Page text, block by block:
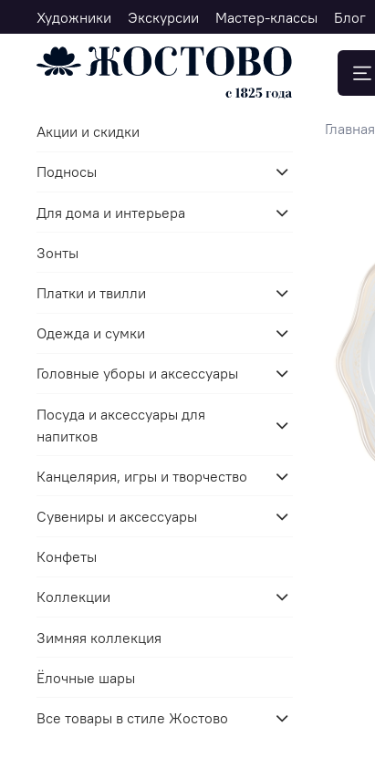
Художники Экскурсии Мастер-классы Блог
Главная
Акции и скидки
Подносы
Для дома и интерьера
Зонты
Платки и твилли
Одежда и сумки
Головные уборы и аксессуары
Посуда и аксессуары для
напитков
Канцелярия, игры и творчество
Сувениры и аксессуары
Конфеты
Коллекции
Зимняя коллекция
Ёлочные шары
Все товары в стиле Жостово